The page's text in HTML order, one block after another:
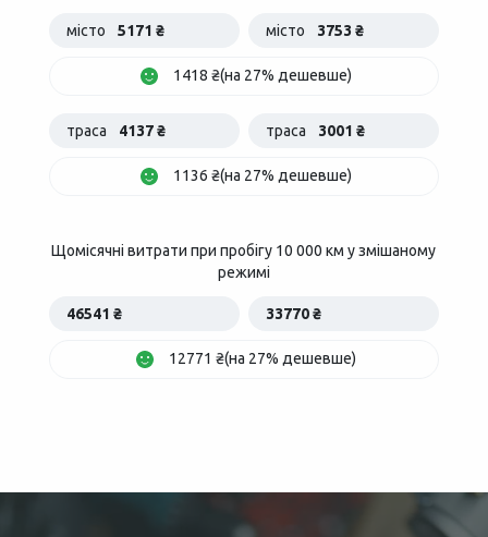
місто 5171 ₴ місто 3753 ₴
1418 ₴(на 27% дешевше)
траса 4137 ₴ траса 3001 ₴
1136 ₴(на 27% дешевше)
Щомісячні витрати при пробігу 10 000 км у змішаному
режимі
46541 ₴ 33770 ₴
12771 ₴(на 27% дешевше)